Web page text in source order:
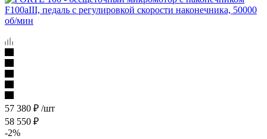
57 380 ₽ /шт
58 550 ₽
-2%